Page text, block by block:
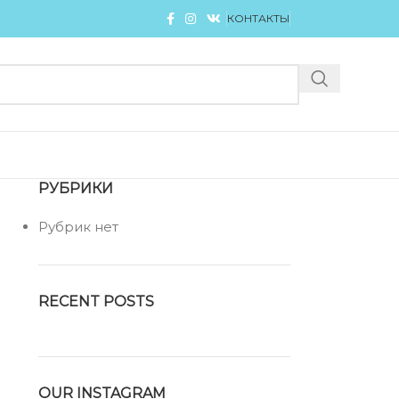
КОНТАКТЫ
РУБРИКИ
Рубрик нет
RECENT POSTS
OUR INSTAGRAM